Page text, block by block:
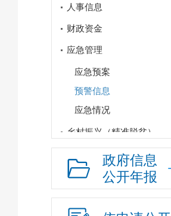
人事信息
财政资金
应急管理
应急预案
预警信息
应急情况
乡村振兴（精准脱贫）
权责清单和动态调
整情况
公共服务和中介服务
行政权力运行
政府信息
公开年报